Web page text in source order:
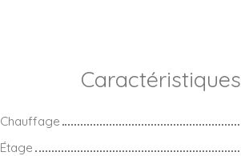
Caractéristiques
Chauffage
Étage